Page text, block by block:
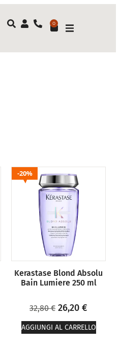
0
20%
Kerastase Blond Absolu
Bain Lumiere 250 ml
32,80€ 26,20 €
AGGIUNGI AL CARRELLO